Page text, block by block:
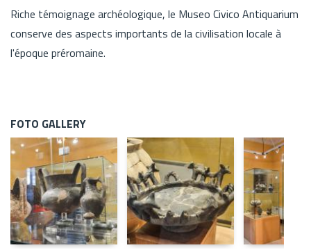
Riche témoignage archéologique, le Museo Civico Antiquarium
conserve des aspects importants de la civilisation locale à
l'époque préromaine.
FOTO GALLERY